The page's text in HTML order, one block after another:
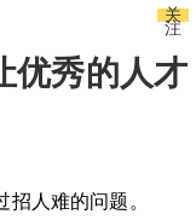
关
注
秀的人才
人难的问题。